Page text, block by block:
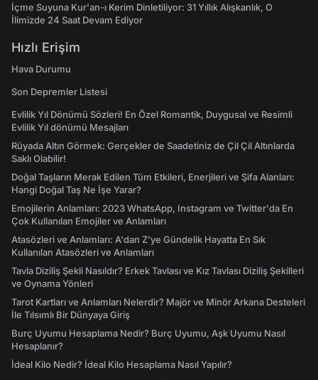
İçme Suyuna Kur'an-ı Kerim Dinletiliyor: 31 Yıllık Alışkanlık, O
İlimizde 24 Saat Devam Ediyor
Hızlı Erişim
Hava Durumu
Son Depremler Listesi
Evlilik Yıl Dönümü Sözleri! En Özel Romantik, Duygusal ve Resimli
Evlilik Yıl dönümü Mesajları
Rüyada Altın Görmek: Gerçekler de Saadetiniz de Çil Çil Altınlarda
Saklı Olabilir!
Doğal Taşların Merak Edilen Tüm Etkileri, Enerjileri ve Şifa Alanları:
Hangi Doğal Taş Ne İşe Yarar?
Emojilerin Anlamları: 2023 WhatsApp, Instagram ve Twitter'da En
Çok Kullanılan Emojiler ve Anlamları
Atasözleri ve Anlamları: A'dan Z'ye Gündelik Hayatta En Sık
Kullanılan Atasözleri ve Anlamları
Tavla Diziliş Şekli Nasıldır? Erkek Tavlası ve Kız Tavlası Diziliş Şekilleri
ve Oynama Yönleri
Tarot Kartları ve Anlamları Nelerdir? Majör ve Minör Arkana Desteleri
İle Tılsımlı Bir Dünyaya Giriş
Burç Uyumu Hesaplama Nedir? Burç Uyumu, Aşk Uyumu Nasıl
Hesaplanır?
İdeal Kilo Nedir? İdeal Kilo Hesaplama Nasıl Yapılır?